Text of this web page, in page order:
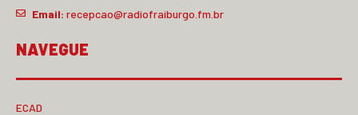
Email: recepcao@radiofraiburgo.fm.br
NAVEGUE
ECAD